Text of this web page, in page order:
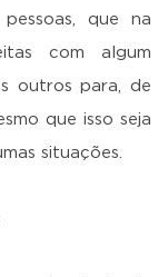
que na
com algum
outros para, de
que isso seja
situações.